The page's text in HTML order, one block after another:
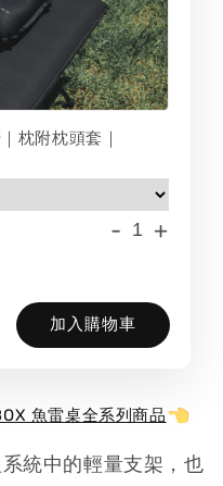
枕附枕頭套｜
- +
加入購物車
魚雷桌全系列商品
統中的輕量支架，也